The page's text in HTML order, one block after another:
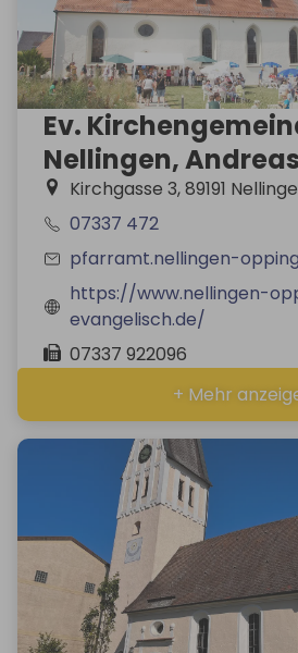
Ev.
Nellingen,
Kirchgasse 3, 89191
07337 472
pfarramt.nellingen-
https://www.nellingen-
evangelisch.de/
07337 922096
+ Mehr